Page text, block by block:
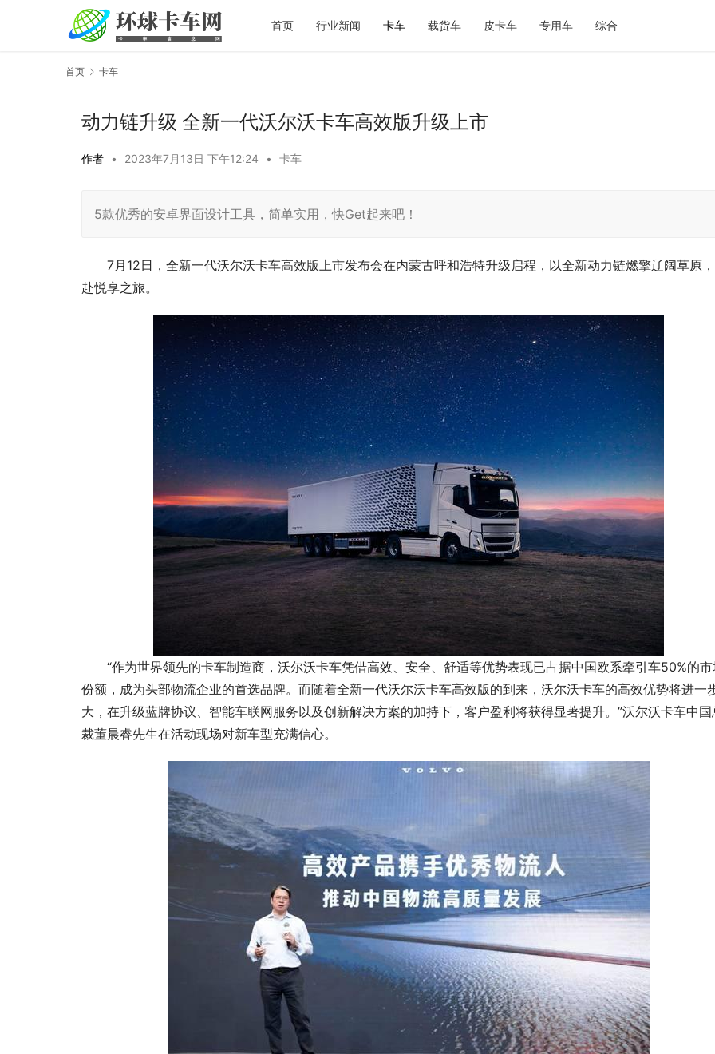
首页 行业新闻 卡车 载货车 皮卡车 专用车 综合
首页 卡车
动力链升级 全新一代沃尔沃卡车高效版升级上市
作者 • 2023年7月13日 下午12:24 • 卡车
5款优秀的安卓界面设计工具，简单实用，快Get起来吧！
7月12日，全新一代沃尔沃卡车高效版上市发布会在内蒙古呼和浩特升级启程，以全新动力链燃擎辽阔草原
赴悦享之旅。
“作为世界领先的卡车制造商，沃尔沃卡车凭借高效、安全、舒适等优势表现已占据中国欧系牵引车50%的
份额，成为头部物流企业的首选品牌。而随着全新一代沃尔沃卡车高效版的到来，沃尔沃卡车的高效优势将进一
大，在升级蓝牌协议、智能车联网服务以及创新解决方案的加持下，客户盈利将获得显著提升。”沃尔沃卡车中国
裁董晨睿先生在活动现场对新车型充满信心。